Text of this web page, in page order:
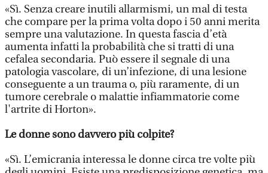
«Sì. Senza creare inutili allarmismi, un mal di testa
che compare per la prima volta dopo i 50 anni merita
sempre una valutazione. In questa fascia d’età
aumenta infatti la probabilità che si tratti di una
cefalea secondaria. Può essere il segnale di una
patologia vascolare, di un’infezione, di una lesione
conseguente a un trauma o, più raramente, di un
tumore cerebrale o malattie infiammatorie come
l'artrite di Horton».
Le donne sono davvero più colpite?
«Sì. L’emicrania interessa le donne circa tre volte più